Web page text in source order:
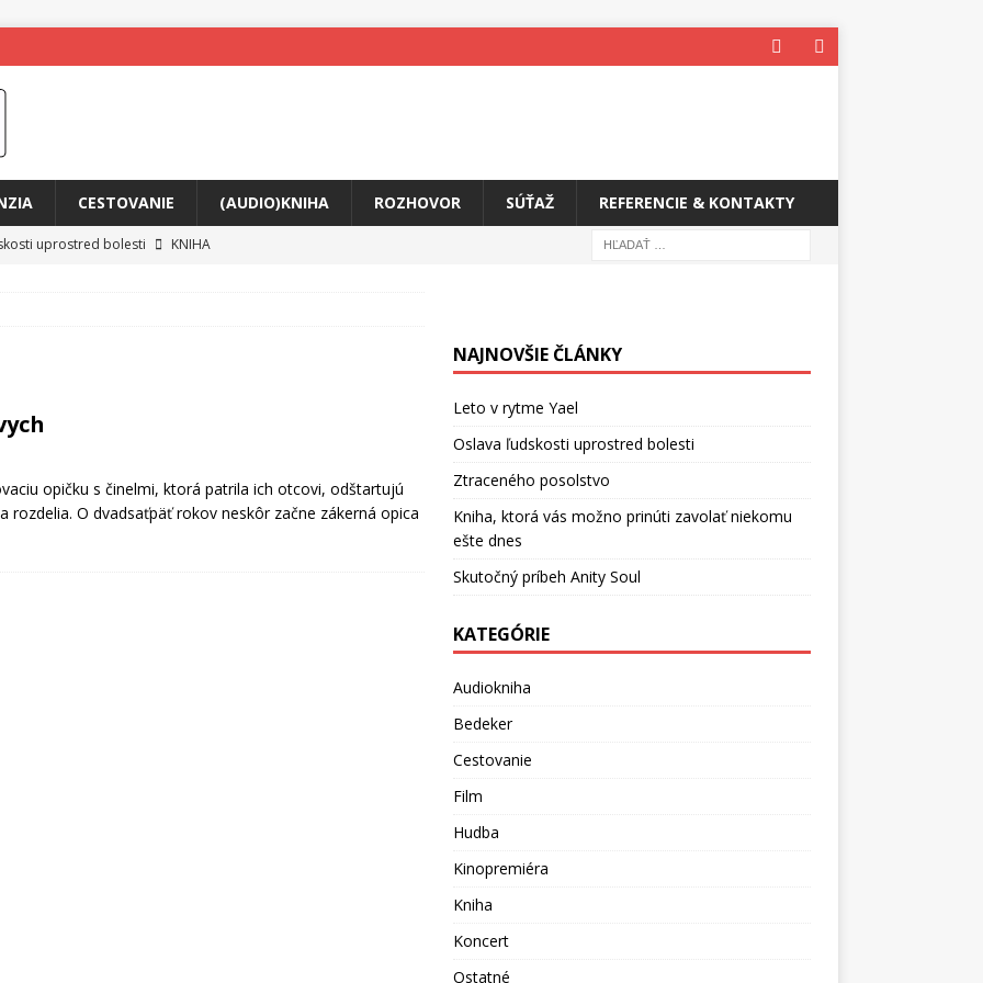
CESTOVANIE (AUDIO)KNIHA ROZHOVOR SÚŤAŽ REFERENCIE & KONTAKTY
uprostred bolesti
KNIHA
rozchod
cestou na Monte Mabu
opičku s činelmi, ktorá patrila ich otcovi, odštartujú
O dvadsaťpäť rokov neskôr začne zákerná opica
NAJNOVŠIE ČLÁNKY
Leto v rytme Yael
Oslava ľudskosti uprostred bolesti
Ztraceného posolstvo
Kniha, ktorá vás možno prinúti zavolať niekomu
ešte dnes
Skutočný príbeh Anity Soul
KATEGÓRIE
Audiokniha
Bedeker
Cestovanie
Film
Hudba
Kinopremiéra
Kniha
Koncert
Ostatné